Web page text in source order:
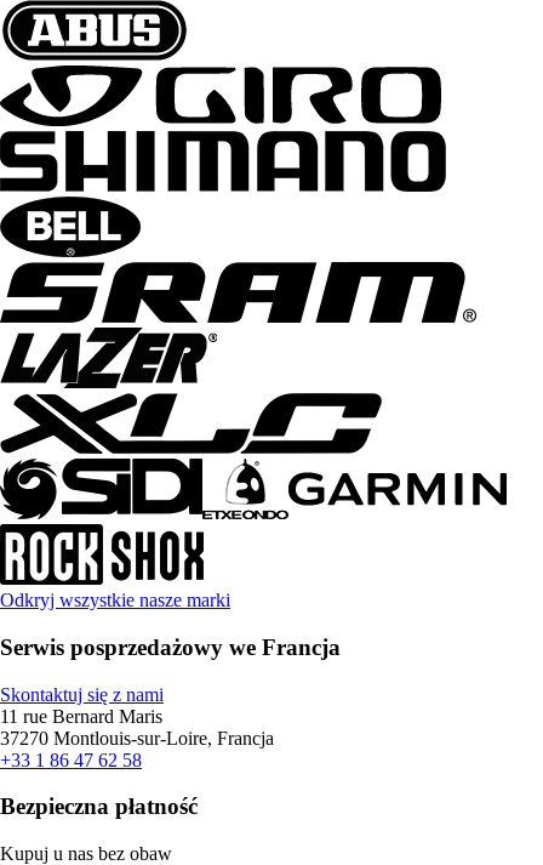
Odkryj wszystkie nasze marki
Serwis posprzedażowy we Francja
Skontaktuj się z nami
11 rue Bernard Maris
37270 Montlouis-sur-Loire, Francja
+33 1 86 47 62 58
Bezpieczna płatność
Kupuj u nas bez obaw